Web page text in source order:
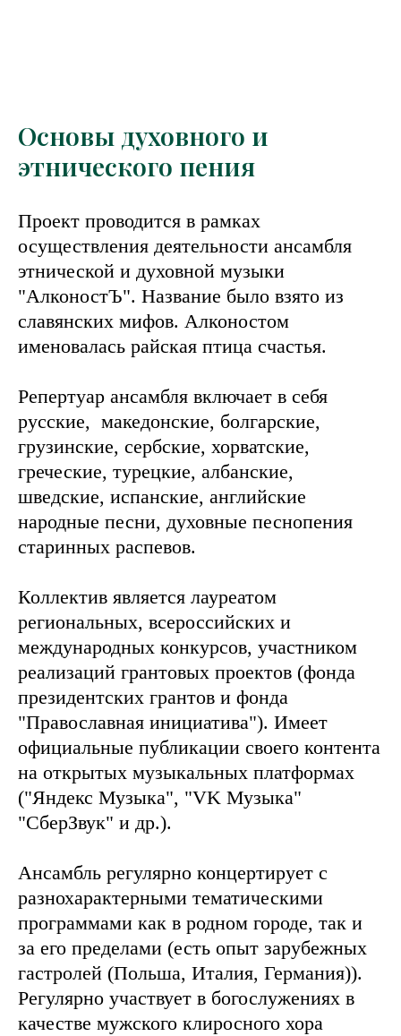
Основы духовного и
этнического пения
Проект проводится в рамках
осуществления деятельности ансамбля
этнической и духовной музыки
"АлконостЪ". Название было взято из
славянских мифов. Алконостом
именовалась райская птица счастья.
Репертуар ансамбля включает в себя
русские, македонские, болгарские,
грузинские, сербские, хорватские,
греческие, турецкие, албанские,
шведские, испанские, английские
народные песни, духовные песнопения
старинных распевов.
Коллектив является лауреатом
региональных, всероссийских и
международных конкурсов, участником
реализаций грантовых проектов (фонда
президентских грантов и фонда
"Православная инициатива"). Имеет
официальные публикации своего контента
на открытых музыкальных платформах
("Яндекс Музыка", "VK Музыка"
"СберЗвук" и др.).
Ансамбль регулярно концертирует с
разнохарактерными тематическими
программами как в родном городе, так и
за его пределами (есть опыт зарубежных
гастролей (Польша, Италия, Германия)).
Регулярно участвует в богослужениях в
качестве мужского клиросного хора